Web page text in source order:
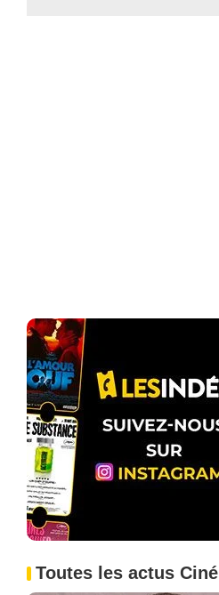
Toutes les actus Ciné